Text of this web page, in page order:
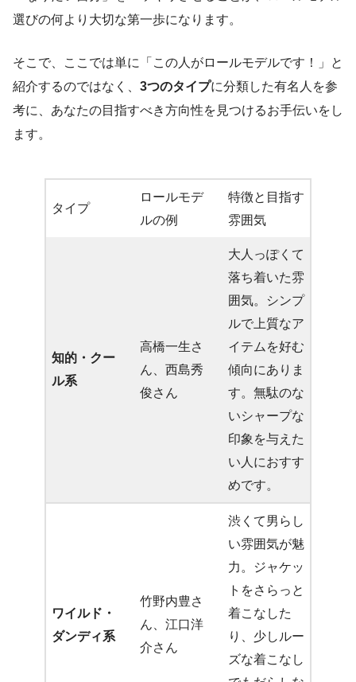
選びの何より大切な第一歩になります。
そこで、ここでは単に「この人がロールモデルです！」と
紹介するのではなく、 3つのタイプに分類した有名人を参
考に、あなたの目指すべき方向性を見つけるお手伝いをし
ます。
タイプ
ロールモデ
ルの例
特徴と目指す
雰囲気
知的・クー
ル系
高橋一生さ
ん、西島秀
俊さん
大人っぽくて
落ち着いた雰
囲気。シンプ
ルで上質なア
イテムを好む
傾向にありま
す。無駄のな
いシャープな
印象を与えた
い人におすす
めです。
ワイルド・
ダンディ系
竹野内豊さ
ん、江口洋
介さん
渋くて男らし
い雰囲気が魅
力。ジャケッ
トをさらっと
着こなした
り、少しルー
ズな着こなし